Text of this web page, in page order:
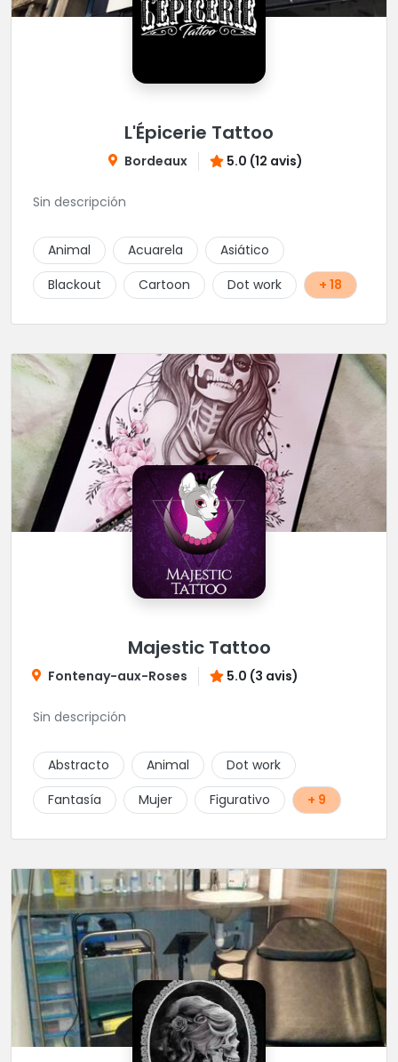
L'Épicerie Tattoo
Bordeaux 5.0 (12 avis)
Sin descripción
Animal Acuarela
Asiático
Blackout
Cartoon Dot work + 18
Majestic Tattoo
Fontenay-aux-Roses 5.0 (3 avis)
Sin descripción
Abstracto Animal
Dot work
Fantasía
Mujer Figurativo + 9